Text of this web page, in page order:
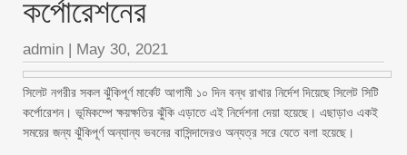
admin | May 30, 2021
সিলেট নগরীর সকল ঝুঁকিপূর্ণ মার্কেট আগামী ১০ দিন বন্ধ রাখার নির্দেশ দিয়েছে সিলেট সিটি
কর্পোরেশন। ভূমিকম্পে ক্ষয়ক্ষতির ঝুঁকি এড়াতে এই নির্দেশনা দেয়া হয়েছে। এছাড়াও একই
সময়ের জন্য ঝুঁকিপূর্ণ অন্যান্য ভবনের বাসিন্দাদেরও অন্যত্র সরে যেতে বলা হয়েছে।